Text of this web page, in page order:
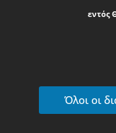
εντός
Όλοι οι